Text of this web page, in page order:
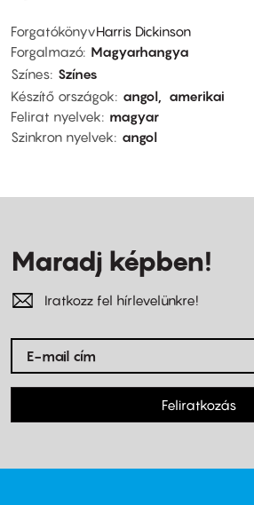
ForgatókönyvHarris Dickinson
Forgalmazó Magyarhangya
Színes Színes
Készítő országok
angol
amerikai
Felirat nyelvek
magyar
Szinkron nyelvek
angol
Maradj képben!
Iratkozz fel hírlevelünkre!
Feliratkozás